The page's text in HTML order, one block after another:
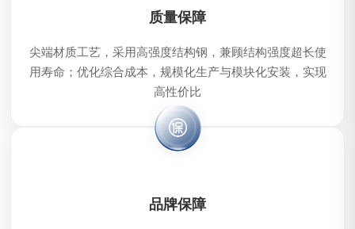
质量保障
尖端材质工艺，采用高强度结构钢，兼顾结构强度超长使
用寿命；优化综合成本，规模化生产与模块化安装，实现
高性价比
品牌保障